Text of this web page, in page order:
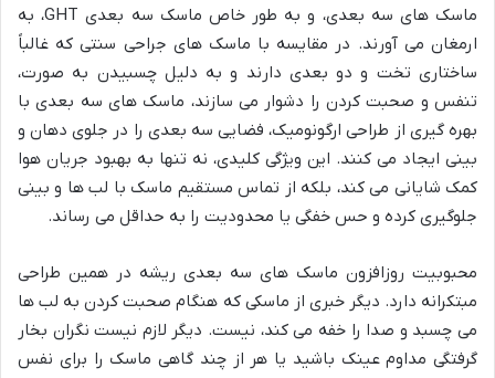
ماسک های سه بعدی، و به طور خاص ماسک سه بعدی GHT، به
ارمغان می آورند. در مقایسه با ماسک های جراحی سنتی که غالباً
ساختاری تخت و دو بعدی دارند و به دلیل چسبیدن به صورت،
تنفس و صحبت کردن را دشوار می سازند، ماسک های سه بعدی با
بهره گیری از طراحی ارگونومیک، فضایی سه بعدی را در جلوی دهان و
بینی ایجاد می کنند. این ویژگی کلیدی، نه تنها به بهبود جریان هوا
کمک شایانی می کند، بلکه از تماس مستقیم ماسک با لب ها و بینی
جلوگیری کرده و حس خفگی یا محدودیت را به حداقل می رساند.
محبوبیت روزافزون ماسک های سه بعدی ریشه در همین طراحی
مبتکرانه دارد. دیگر خبری از ماسکی که هنگام صحبت کردن به لب ها
می چسبد و صدا را خفه می کند، نیست. دیگر لازم نیست نگران بخار
گرفتگی مداوم عینک باشید یا هر از چند گاهی ماسک را برای نفس